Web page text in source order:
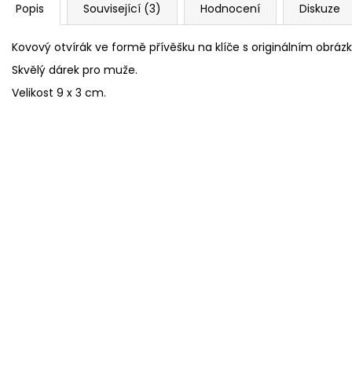
Popis Související (3) Hodnocení Diskuze
Kovový otvírák ve formě přívěšku na klíče s originálním
Skvělý dárek pro muže.
Velikost 9 x 3 cm.